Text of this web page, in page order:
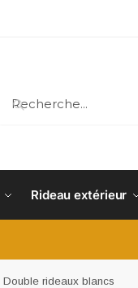
RECHERCHE
Rideau extérieur
Double rideaux blancs